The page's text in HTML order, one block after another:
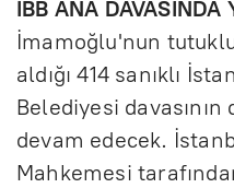
İBB ANA DAVASINDA
İmamoğlu'nun
aldığı 414 sanıklı
Belediyesi davasının
devam edecek.
Mahkemesi